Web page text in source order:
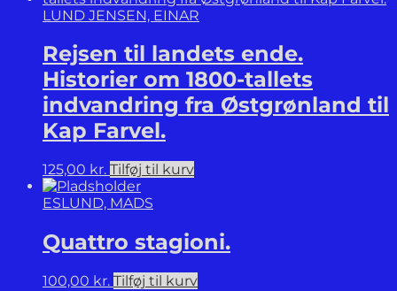
LUND JENSEN, EINAR
Rejsen til landets ende.
Historier om 1800-tallets
indvandring fra Østgrønland til
Kap Farvel.
125,00 kr. Tilføj til kurv
ESLUND, MADS
Quattro stagioni.
100,00 kr. Tilføj til kurv